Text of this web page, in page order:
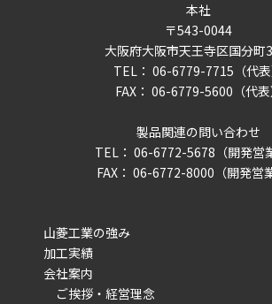
本社
〒543-0044
大阪府大阪市天王寺区国分町
TEL： 06-6779-7715（代表
FAX： 06-6779-5600（代表
製品関連の問い合わせ
TEL： 06-6772-5678（開発営
FAX： 06-6772-8000（開発営業
山菱工業の強み
加工実績
会社案内
ご挨拶・経営理念